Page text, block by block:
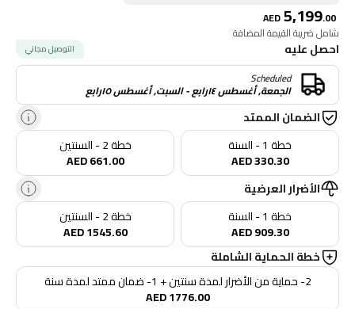
AED5,199.00
شامل ضريبة القيمة المضافة
احصل عليه التوصيل مجاني
Scheduled
الجمعة, أغسطس ١٤رابع - السبت, أغسطس ١٥رابع
الضمان الممتد
خطة 1 - السنة
AED 330.30
خطة 2 - السنتين
AED 661.00
الأضرار العرضية
خطة 1 - السنة
AED 909.30
خطة 2 - السنتين
AED 1545.60
خطة الحماية الشاملة
2- حماية من الأضرار لمدة سنتين + 1- ضمان ممتد لمدة سنة
AED 1776.00